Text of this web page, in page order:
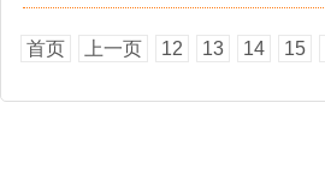
首页 上一页 12 13 14 15